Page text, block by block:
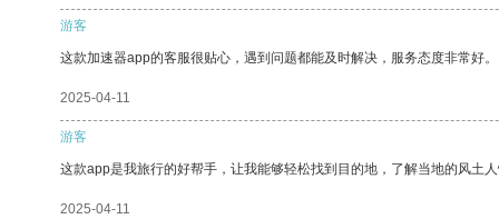
游客
这款加速器app的客服很贴心，遇到问题都能及时解决，服务态度非常好。
2025-04-11
游客
这款app是我旅行的好帮手，让我能够轻松找到目的地，了解当地的风土人
2025-04-11